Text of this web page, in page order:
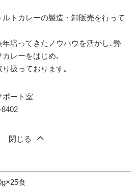
トカレーの製造・卸販売を行って
培ってきたノウハウを活かし､弊
レーをはじめ､
扱っております｡
ポート室
8402
閉じる
食